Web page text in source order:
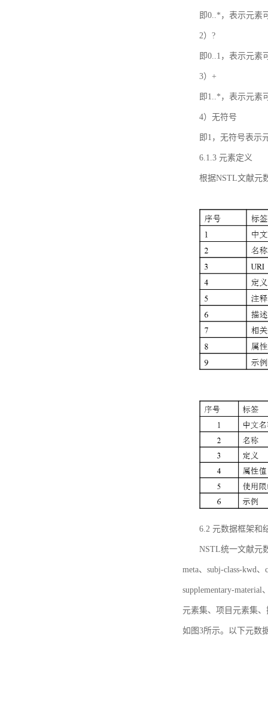
即0..*，表示元素
2）?
即0..1，表示元素
3）+
即1..*，表示元素
4）无符号
即1，无符号表示
6.1.3 元素定义
根据NSTL文献元
6.2 元数据框架和
NSTL统一文献元
meta、subj-class-kwd
supplementary-
元素集、项目元素集
如图3所示。以下元数